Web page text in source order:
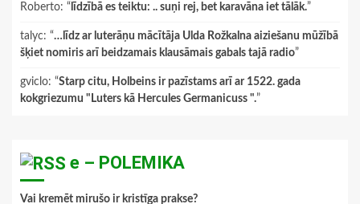
Roberto: “ līdzībā es teiktu: .. suņi rej, bet karavāna iet tālāk.”
talyc: “…līdz ar luterāņu mācītāja Ulda Rožkalna aiziešanu mūžībā
šķiet nomiris arī beidzamais klausāmais gabals tajā radio”
gviclo: “Starp citu, Holbeins ir pazīstams arī ar 1522. gada
kokgriezumu "Luters kā Hercules Germanicuss ".”
e – POLEMIKA
Vai kremēt mirušo ir kristīga prakse?